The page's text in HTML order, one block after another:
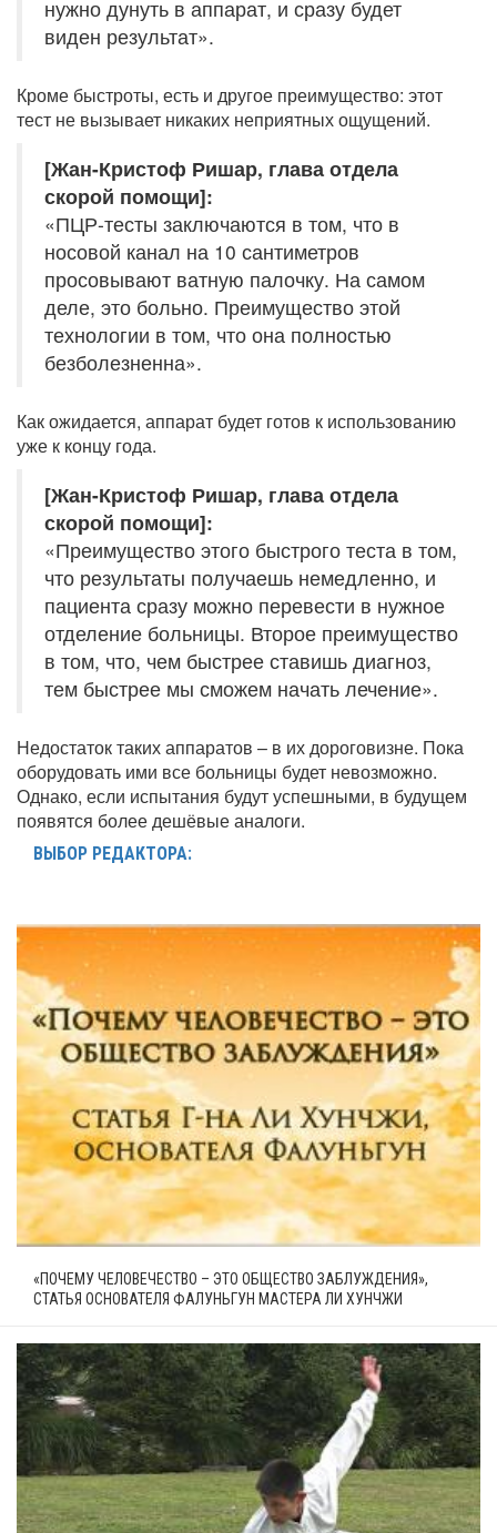
нужно дунуть в аппарат, и сразу будет
виден результат».
Кроме быстроты, есть и другое преимущество: этот
тест не вызывает никаких неприятных ощущений.
[Жан-Кристоф Ришар, глава отдела
скорой помощи]:
«ПЦР-тесты заключаются в том, что в
носовой канал на 10 сантиметров
просовывают ватную палочку. На самом
деле, это больно. Преимущество этой
технологии в том, что она полностью
безболезненна».
Как ожидается, аппарат будет готов к использованию
уже к концу года.
[Жан-Кристоф Ришар, глава отдела
скорой помощи]:
«Преимущество этого быстрого теста в том,
что результаты получаешь немедленно, и
пациента сразу можно перевести в нужное
отделение больницы. Второе преимущество
в том, что, чем быстрее ставишь диагноз,
тем быстрее мы сможем начать лечение».
Недостаток таких аппаратов – в их дороговизне. Пока
оборудовать ими все больницы будет невозможно.
Однако, если испытания будут успешными, в будущем
появятся более дешёвые аналоги.
ВЫБОР РЕДАКТОРА:
«ПОЧЕМУ ЧЕЛОВЕЧЕСТВО – ЭТО ОБЩЕСТВО ЗАБЛУЖДЕНИЯ»,
СТАТЬЯ ОСНОВАТЕЛЯ ФАЛУНЬГУН МАСТЕРА ЛИ ХУНЧЖИ